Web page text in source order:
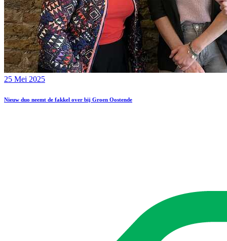
25 Mei 2025
Nieuw duo neemt de fakkel over bij Groen Oostende